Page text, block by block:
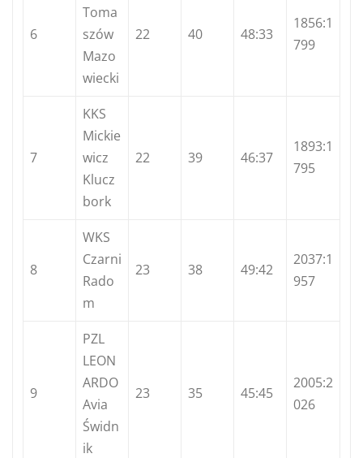
6
Toma
szów
Mazo
wiecki
22 40 48:33
1856:1
799
7
KKS
Mickie
wicz
Klucz
bork
22 39 46:37
1893:1
795
8
WKS
Czarni
Rado
m
23 38 49:42
2037:1
957
9
PZL
LEON
ARDO
Avia
Świdn
ik
23 35 45:45
2005:2
026